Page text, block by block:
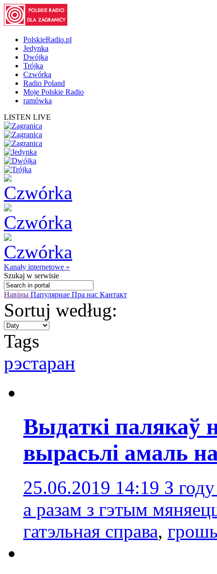
PolskieRadio.pl
Jedynka
Dwójka
Trójka
Czwórka
Radio Poland
Moje Polskie Radio
ramówka
LISTEN LIVE
Kanały internetowe »
Szukaj w serwisie
Навіны Папулярнае Пра нас Кантакт
Sortuj według:
Tags
рэстаран
Выдаткі палякаў
вырасьлі амаль
25.06.2019 14:19 З
а разам з гэтым
гатэльная справа,